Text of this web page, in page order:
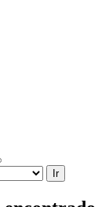
Ir